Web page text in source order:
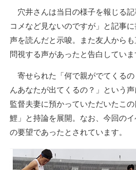
穴井さんは当日の様子を報じる記
コメなど見ないのですが」と記事
声を読んだと示唆。また友人から
問視する声があったと告白していま
寄せられた「何で親がでてくるの
んあなたが出てくるの？」という
監督夫妻に預かっていただいたこ
鯉」と持論を展開。なお、今回の
の要望であったとされています。